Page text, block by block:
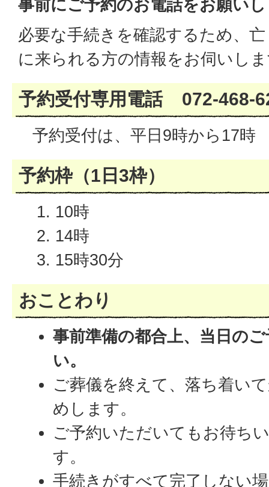
事前にご予約のお電話をお願い
必要な手続きを確認するため、
に来られる方の情報をお伺いし
予約受付専用電話 072-468-
予約受付は、平日9時から17時
予約枠（1日3枠）
10時
14時
15時30分
おことわり
事前準備の都合上、当日の
い。
ご葬儀を終えて、落ち着い
めします。
ご予約いただいてもお待ち
す。
手続きがすべて完了しない